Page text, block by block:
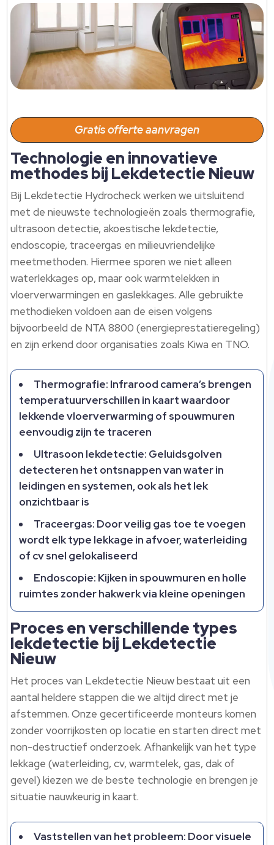
Gratis offerte aanvragen
Technologie en innovatieve
methodes bij Lekdetectie Nieuw
Bij Lekdetectie Hydrocheck werken we uitsluitend
met de nieuwste technologieën zoals thermografie,
ultrasoon detectie, akoestische lekdetectie,
endoscopie, traceergas en milieuvriendelijke
meetmethoden. Hiermee sporen we niet alleen
waterlekkages op, maar ook warmtelekken in
vloerverwarmingen en gaslekkages. Alle gebruikte
methodieken voldoen aan de eisen volgens
bijvoorbeeld de NTA 8800 (energieprestatieregeling)
en zijn erkend door organisaties zoals Kiwa en TNO.
Thermografie: Infrarood camera’s brengen
temperatuurverschillen in kaart waardoor
lekkende vloerverwarming of spouwmuren
eenvoudig zijn te traceren
Ultrasoon lekdetectie: Geluidsgolven
detecteren het ontsnappen van water in
leidingen en systemen, ook als het lek
onzichtbaar is
Traceergas: Door veilig gas toe te voegen
wordt elk type lekkage in afvoer, waterleiding
of cv snel gelokaliseerd
Endoscopie: Kijken in spouwmuren en holle
ruimtes zonder hakwerk via kleine openingen
Proces en verschillende types
lekdetectie bij Lekdetectie
Nieuw
Het proces van Lekdetectie Nieuw bestaat uit een
aantal heldere stappen die we altijd direct met je
afstemmen. Onze gecertificeerde monteurs komen
zonder voorrijkosten op locatie en starten direct met
non-destructief onderzoek. Afhankelijk van het type
lekkage (waterleiding, cv, warmtelek, gas, dak of
gevel) kiezen we de beste technologie en brengen je
situatie nauwkeurig in kaart.
Vaststellen van het probleem: Door visuele